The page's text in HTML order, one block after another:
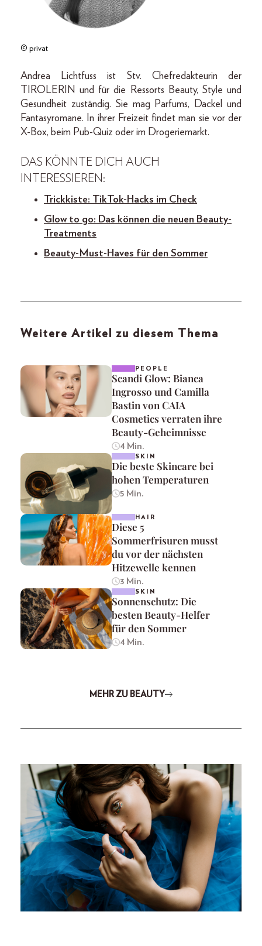
© privat
Andrea Lichtfuss ist Stv. Chefredakteurin der
TIROLERIN und für die Ressorts Beauty, Style und
Gesundheit zuständig. Sie mag Parfums, Dackel und
Fantasyromane. In ihrer Freizeit findet man sie vor der
X-Box, beim Pub-Quiz oder im Drogeriemarkt.
DAS KÖNNTE DICH AUCH
INTERESSIEREN:
Trickkiste: TikTok-Hacks im Check
Glow to go: Das können die neuen Beauty-
Treatments
Beauty-Must-Haves für den Sommer
Weitere Artikel zu diesem Thema
PEOPLE
Scandi Glow: Bianca
Ingrosso und Camilla
Bastin von CAIA
Cosmetics verraten ihre
Beauty-Geheimnisse
4 Min.
SKIN
Die beste Skincare bei
hohen Temperaturen
5 Min.
HAIR
Diese 5
Sommerfrisuren musst
du vor der nächsten
Hitzewelle kennen
3 Min.
SKIN
Sonnenschutz: Die
besten Beauty-Helfer
für den Sommer
4 Min.
MEHR ZU BEAUTY